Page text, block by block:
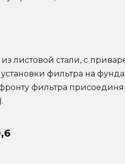
листовой стали, с
фильтра на
фильтра